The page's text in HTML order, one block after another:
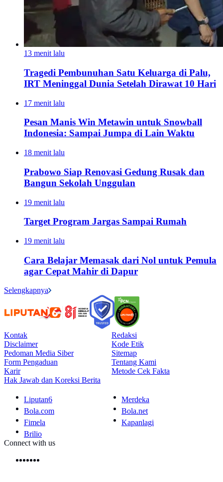
13 menit lalu
Tragedi Pembunuhan Satu Keluarga di Palu,
IRT Meninggal Dunia Setelah Dirawat 10 Hari
17 menit lalu
Pesan Manis Win Metawin untuk Snowball
Indonesia: Sampai Jumpa di Lain Waktu
18 menit lalu
Prabowo Siap Renovasi Gedung Rusak dan
Bangun Sekolah Unggulan
19 menit lalu
Target Program Jargas Sampai Rumah
19 menit lalu
Cara Belajar Memasak dari Nol untuk Pemula
agar Cepat Mahir di Dapur
Selengkapnya
Kontak
Redaksi
Disclaimer
Kode Etik
Pedoman Media Siber
Sitemap
Form Pengaduan
Tentang Kami
Karir
Metode Cek Fakta
Hak Jawab dan Koreksi Berita
Liputan6
Merdeka
Bola.com
Bola.net
Fimela
Kapanlagi
Brilio
Connect with us